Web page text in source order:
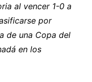
n
m
p
ar
tir
al vencer 1-0 a
por
de una Copa del
en los